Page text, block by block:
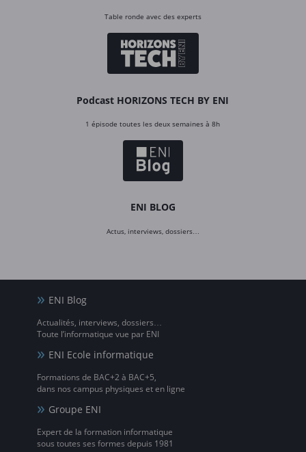
Table ronde avec des experts
Podcast HORIZONS TECH BY ENI
1 épisode toutes les deux semaines à 8h
ENI BLOG
Actus, interviews, dossiers…
ENI Blog
Actualités, interviews, dossiers…
Toute l’informatique vue par ENI
ENI Ecole informatique
Formations de BAC+2 à BAC+5,
dans nos campus physiques et en ligne
Groupe ENI
Expert de la formation informatique
sous toutes ses formes depuis 1981